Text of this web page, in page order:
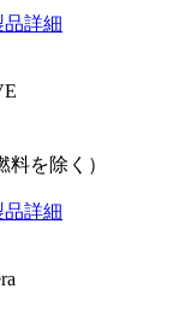
品詳細
料を除く）
品詳細